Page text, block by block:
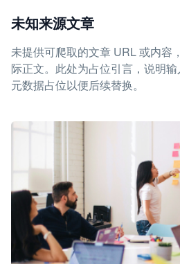
未知来源文章
未提供可爬取的文章 URL 或内容
际正文。此处为占位引言，说明
元数据占位以便后续替换。